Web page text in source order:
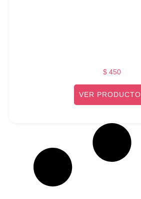
$ 450
VER PRODUCTO